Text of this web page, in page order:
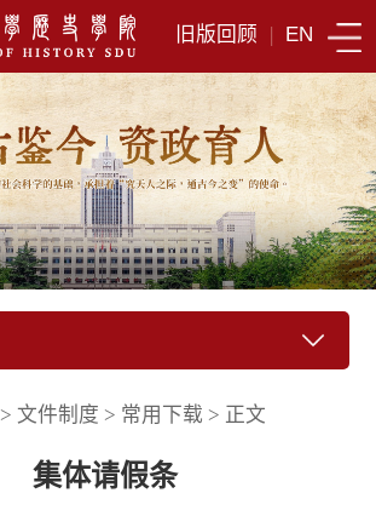
旧版回顾 | EN
>文件制度 > 常用下载 > 正文
集体请假条